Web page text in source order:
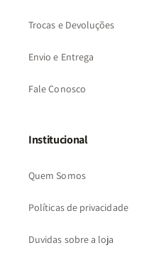
Trocas e Devoluções
Envio e Entrega
Fale Conosco
Institucional
Quem Somos
Políticas de privacidade
Duvidas sobre a loja